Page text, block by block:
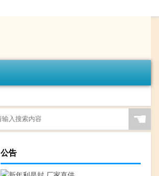
☚
公告